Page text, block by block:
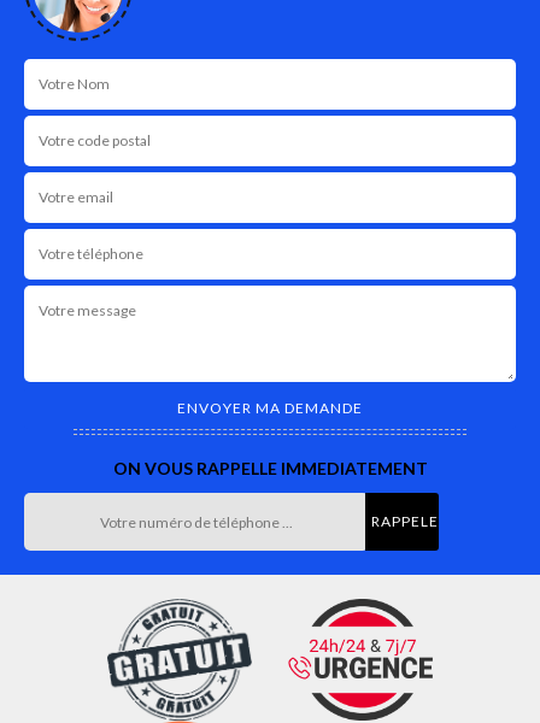
ON VOUS RAPPELLE IMMEDIATEMENT